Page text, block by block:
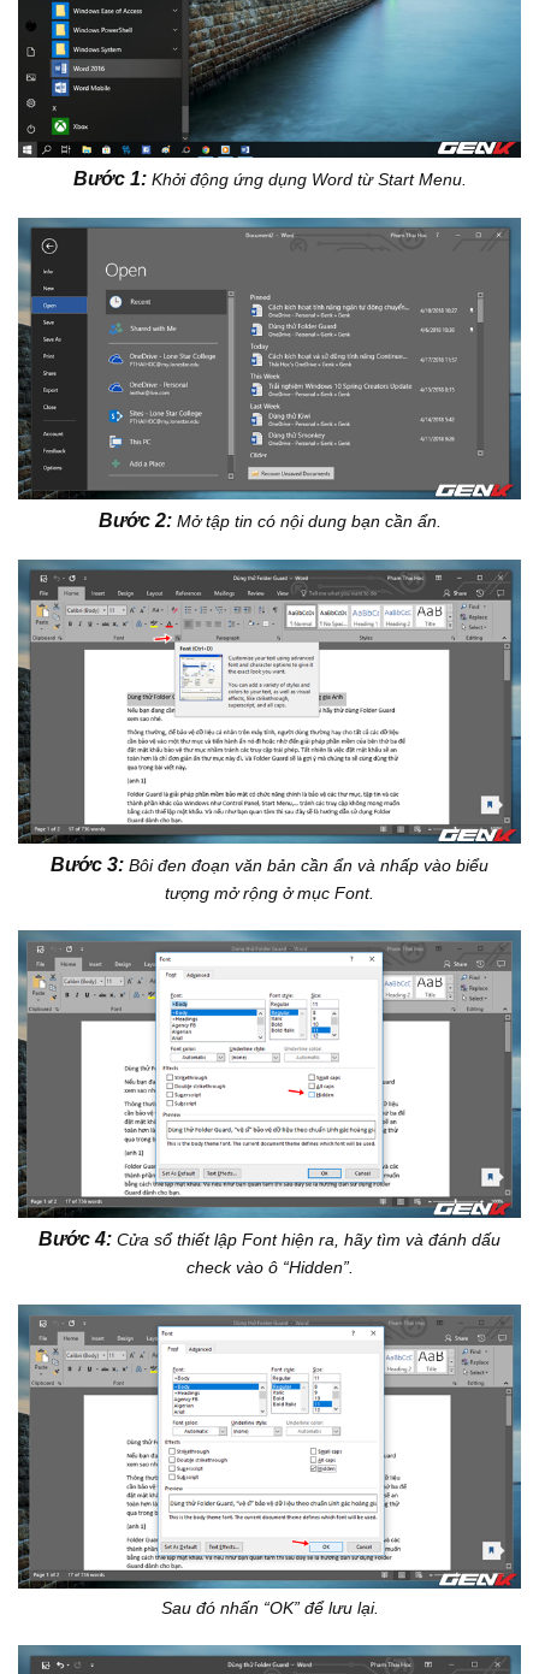
Bước 1: Khởi động ứng dụng Word từ Start Menu.
Bước 2:Mở tập tin có nội dung bạn cần ẩn.
Bước 3: Bôi đen đoạn văn bản cần ẩn và nhấp vào biểu
tượng mở rộng ở mục Font.
Bước 4: Cửa sổ thiết lập Font hiện ra, hãy tìm và đánh dấu
check vào ô “Hidden”.
Sau đó nhấn “OK” để lưu lại.